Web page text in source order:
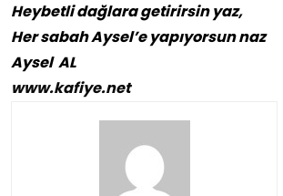
Heybetli dağlara getirirsin yaz,
Her sabah Aysel’e yapıyorsun naz
Aysel AL
www.kafiye.net